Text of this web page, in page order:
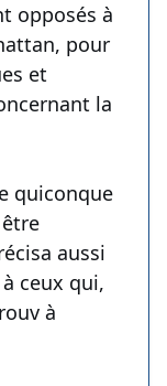
pour
et
la
quiconque
aussi
ceux qui,
à